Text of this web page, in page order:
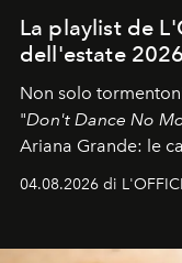
La playlist de
dell'estate 2026
Non solo
"Don't Dance No
Ariana Grande: le
colonna sonora
04.08.2026 di